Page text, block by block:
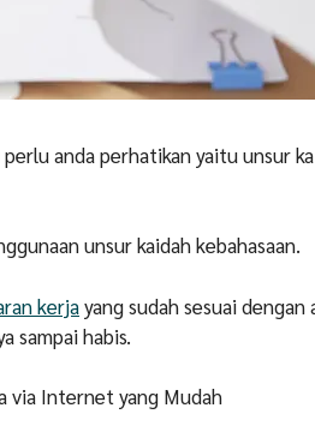
anda perhatikan yaitu unsur
unsur kaidah kebahasaan.
kerjayang sudah sesuai dengan
sampai habis.
via Internet yang Mudah